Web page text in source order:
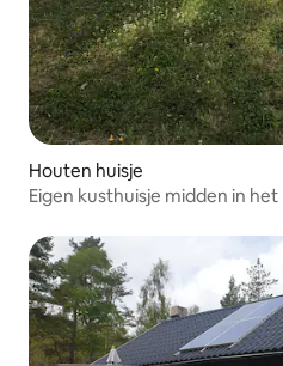
Houten huisje
Eigen kusthuisje midden in